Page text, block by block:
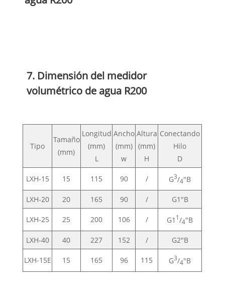
7. Dimensión del medidor
volumétrico de agua R200
Tipo
Tamaño
(mm)
Longitud
(mm)
L
Ancho
(mm)
w
Altura
(mm)
H
Conectando
Hilo
D
LXH-15 15 115 90 / G3/4"B
LXH-20 20 165 90 / G1"B
LXH-25 25 200 106 / G1 1/4"B
LXH-40 40 227 152 / G2"B
LXH-15E 15 165 96 115 G3/4"B